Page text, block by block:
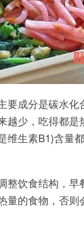
要成分是碳水
少，吃得都是
生素B1)含量
饮食结构，
的食物，否